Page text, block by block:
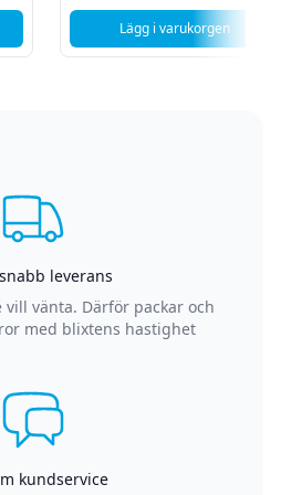
0+Z M1.7 SG (SPIN) - 1stLägg i varukorgen
, Sony Plate
leverans
vänta. Därför packar och
med blixtens hastighet
kundservice